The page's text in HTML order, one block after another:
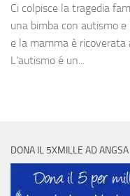
Ci colpisce la tragedia
una bimba con autismo
e la mamma è ricoverata
L’autismo é un...
DONA IL 5XMILLE AD ANGSA